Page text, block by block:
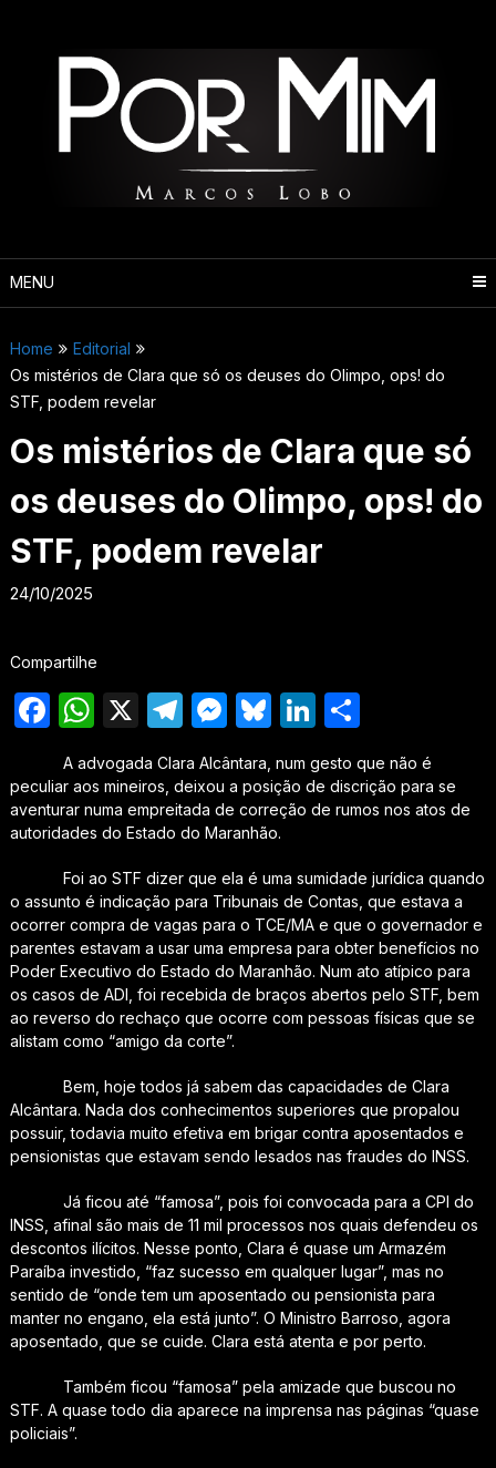
MENU
Home
Editorial
Os mistérios de Clara que só os deuses do Olimpo, ops! do
STF, podem revelar
Os mistérios de Clara que só
os deuses do Olimpo, ops! do
STF, podem revelar
24/10/2025
Compartilhe
Facebook
WhatsApp
X Telegram
Messenger
Bluesky
LinkedIn
Share
A advogada Clara Alcântara, num gesto que não é
peculiar aos mineiros, deixou a posição de discrição para se
aventurar numa empreitada de correção de rumos nos atos de
autoridades do Estado do Maranhão.
Foi ao STF dizer que ela é uma sumidade jurídica quando
o assunto é indicação para Tribunais de Contas, que estava a
ocorrer compra de vagas para o TCE/MA e que o governador e
parentes estavam a usar uma empresa para obter benefícios no
Poder Executivo do Estado do Maranhão. Num ato atípico para
os casos de ADI, foi recebida de braços abertos pelo STF, bem
ao reverso do rechaço que ocorre com pessoas físicas que se
alistam como “amigo da corte”.
Bem, hoje todos já sabem das capacidades de Clara
Alcântara. Nada dos conhecimentos superiores que propalou
possuir, todavia muito efetiva em brigar contra aposentados e
pensionistas que estavam sendo lesados nas fraudes do INSS.
Já ficou até “famosa”, pois foi convocada para a CPI do
INSS, afinal são mais de 11 mil processos nos quais defendeu os
descontos ilícitos. Nesse ponto, Clara é quase um Armazém
Paraíba investido, “faz sucesso em qualquer lugar”, mas no
sentido de “onde tem um aposentado ou pensionista para
manter no engano, ela está junto”. O Ministro Barroso, agora
aposentado, que se cuide. Clara está atenta e por perto.
Também ficou “famosa” pela amizade que buscou no
STF. A quase todo dia aparece na imprensa nas páginas “quase
policiais”.